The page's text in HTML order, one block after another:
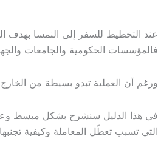
عند التخطيط للسفر إلى النمسا بهدف
فالمؤسسات الحكومية والجامعات
ورغم أن العملية تبدو بسيطة من
في هذا الدليل سنشرح بشكل مبسط وعملي
التي تسبب تعطّل المعاملة وكيفية